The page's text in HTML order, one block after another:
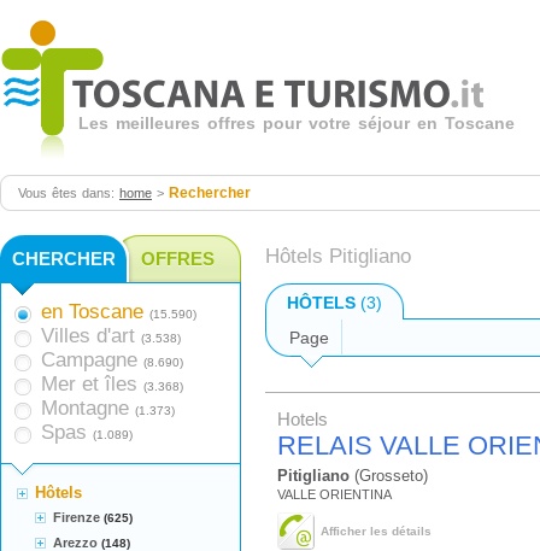
Les meilleures offres pour votre séjour en Toscane
Vous êtes dans: home > Rechercher
Hôtels Pitigliano
HÔTELS (3)
Page
Hotels
RELAIS VALLE
Pitigliano (Grosseto)
VALLE ORIENTINA
Afficher les détails
CHERCHER OFFRES
en Toscane (15.590)
Villes d'art (3.538)
Campagne (8.690)
Mer et îles (3.368)
Montagne (1.373)
Spas (1.089)
Hôtels
Firenze (625)
Arezzo (148)